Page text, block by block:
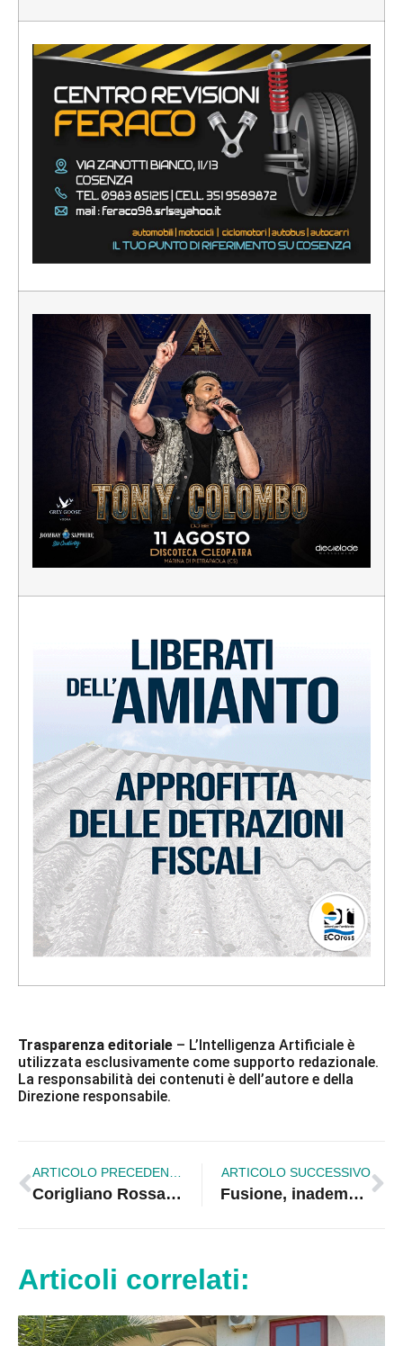
Trasparenza editoriale – L’Intelligenza Artificiale è
utilizzata esclusivamente come supporto redazionale.
La responsabilità dei contenuti è dell’autore e della
Direzione responsabile.
ARTICOLO PRECEDENTE
Corigliano Rossano. Incendio capannone, acquisita la “scatola nera”
ARTICOLO SUCCESSIVO
Fusione, inadempienze e prospettive | VIDEO
Articoli correlati: